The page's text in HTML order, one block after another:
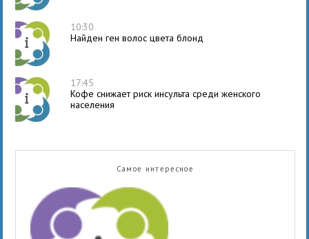
10:30
Найден ген волос цвета блонд
17:45
Кофе снижает риск инсульта среди женского
населения
Самое интересное